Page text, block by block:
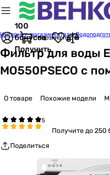
100
бонусов
Получить
Корзина пуста
Интернет-магазинКаталог
Фильтр для воды
MO550PSECO с
О товаре Похожие модели
Получитедо 250
Поделиться